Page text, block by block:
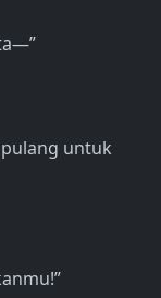
untuk